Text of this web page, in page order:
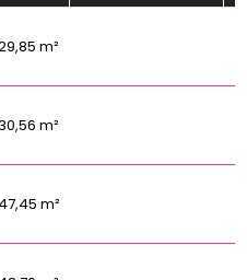
m²
m²
m²